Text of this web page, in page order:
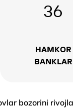
36
HAMKOR
BANKLAR
bozorini